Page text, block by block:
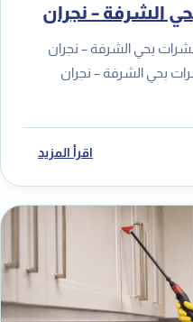
الشرفة – نجران
مكافحة حشرات بحي الشرفة – نجران
حشرات بحي الشرفة – نجران
اقرأ المزيد